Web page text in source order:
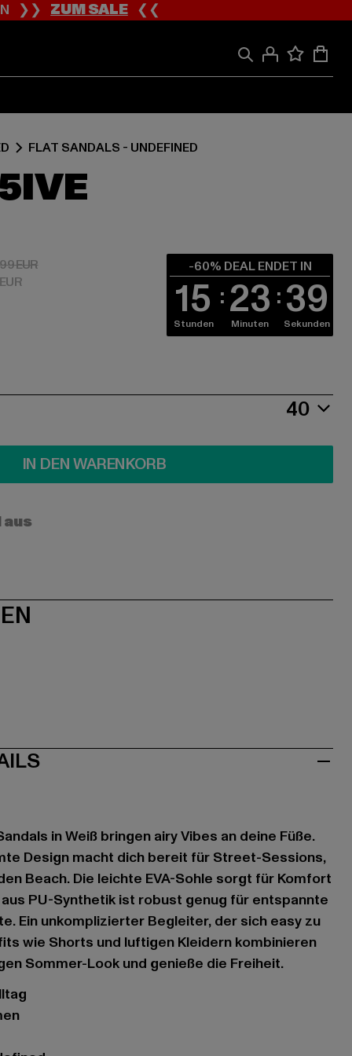
❯❯ZUM SALE❮❮
FLAT SANDALS - UNDEFINED
EUR
EURAktionspreis: 14,99 EUR
-60% DEAL ENDET IN
15
Stunden 23
Minuten 38
Sekunden
40
IN DEN WARENKORB
in Weiß bringen airy Vibes an deine Füße.
Design macht dich bereit für Street-Sessions,
Beach. Die leichte EVA-Sohle sorgt für Komfort
PU-Synthetik ist robust genug für entspannte
Ein unkomplizierter Begleiter, der sich easy zu
wie Shorts und luftigen Kleidern kombinieren
Sommer-Look und genieße die Freiheit.